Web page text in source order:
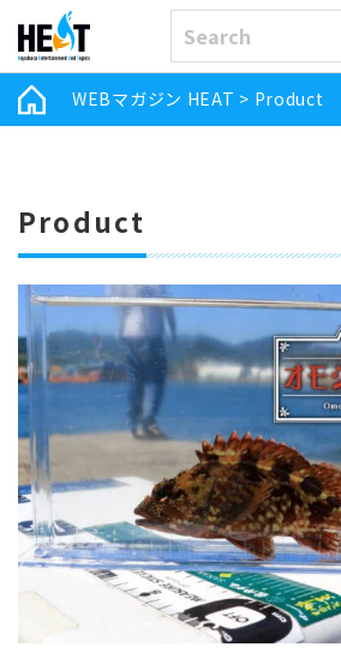
WEBマガジン HEAT > Product
Product